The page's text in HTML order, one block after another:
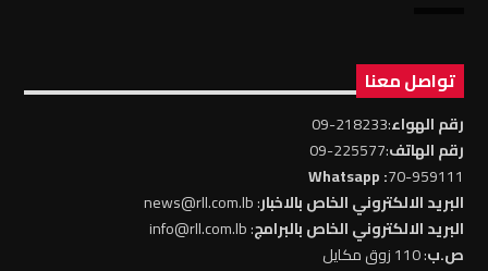
تواصل معنا
رقم الهواء:218233-09
رقم الهاتف:225577-09
70-959111
: Whatsapp
البريد الالكتروني الخاص بالاخبار: news@rll.com.lb
البريد الالكتروني الخاص بالبرامج: info@rll.com.lb
ص.ب: 110 زوق مكايل